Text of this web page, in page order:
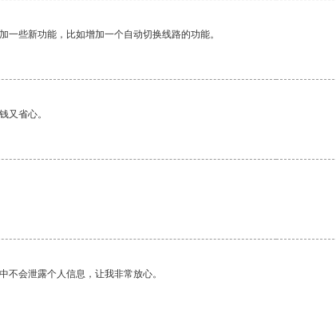
些新功能，比如增加一个自动切换线路的功能。
又省心。
不会泄露个人信息，让我非常放心。